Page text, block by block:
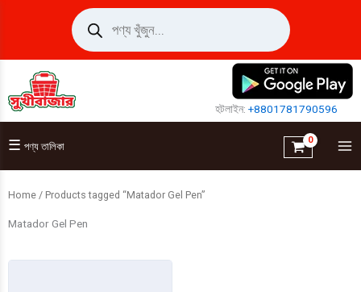
Products
search
হটলাইন:+8801781790596
☰ পণ্য তালিকা
Home / Products tagged “Matador Gel Pen”
Matador Gel Pen